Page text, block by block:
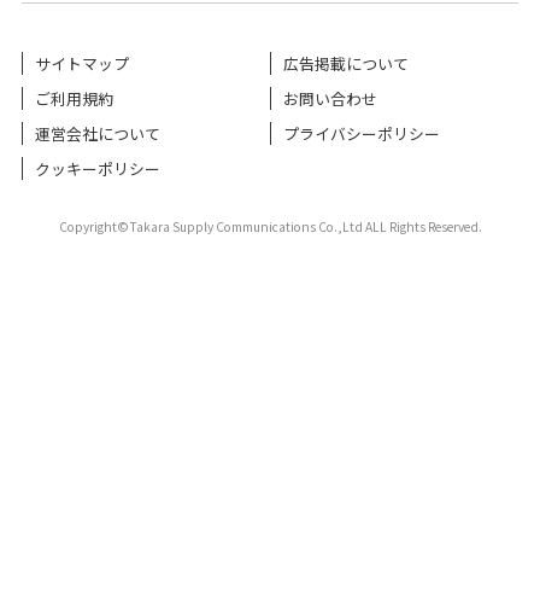
サイトマップ
広告掲載について
ご利用規約
お問い合わせ
運営会社について
プライバシーポリシー
クッキーポリシー
Copyright©Takara Supply Communications Co.,Ltd ALL Rights Reserved.